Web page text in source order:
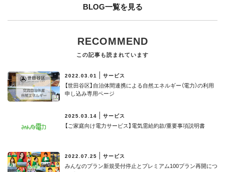
BLOG一覧を見る
RECOMMEND
この記事も読まれています
2022.03.01 サービス
【世田谷区】⾃治体間連携による⾃然エネルギー（電⼒）の利⽤
申し込み専用ページ
2025.03.14 サービス
【ご家庭向け電力サービス】電気需給約款/重要事項説明書
2022.07.25 サービス
みんなのプラン新規受付停止とプレミアム100プラン再開につ